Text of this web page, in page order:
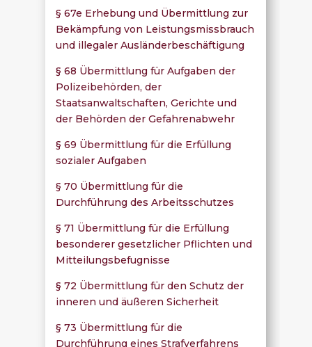
§ 67e Erhebung und Übermittlung zur
Bekämpfung von Leistungsmissbrauch
und illegaler Ausländerbeschäftigung
§ 68 Übermittlung für Aufgaben der
Polizeibehörden, der
Staatsanwaltschaften, Gerichte und
der Behörden der Gefahrenabwehr
§ 69 Übermittlung für die Erfüllung
sozialer Aufgaben
§ 70 Übermittlung für die
Durchführung des Arbeitsschutzes
§ 71 Übermittlung für die Erfüllung
besonderer gesetzlicher Pflichten und
Mitteilungsbefugnisse
§ 72 Übermittlung für den Schutz der
inneren und äußeren Sicherheit
§ 73 Übermittlung für die
Durchführung eines Strafverfahrens